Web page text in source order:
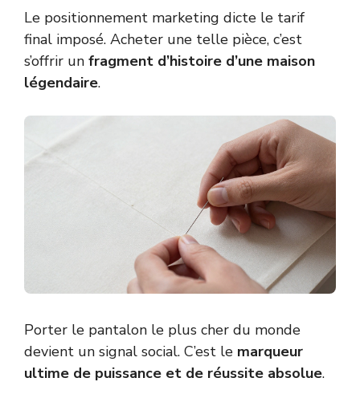
Le positionnement marketing dicte le tarif
final imposé. Acheter une telle pièce, c’est
s’offrir un fragment d’histoire d’une maison
légendaire.
Porter le pantalon le plus cher du monde
devient un signal social. C’est le marqueur
ultime de puissance et de réussite absolue.